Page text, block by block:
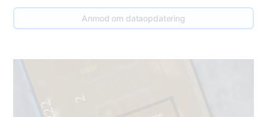
Anmod om dataopdatering
222 2